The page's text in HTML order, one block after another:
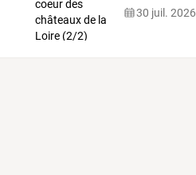
30 juil. 2026